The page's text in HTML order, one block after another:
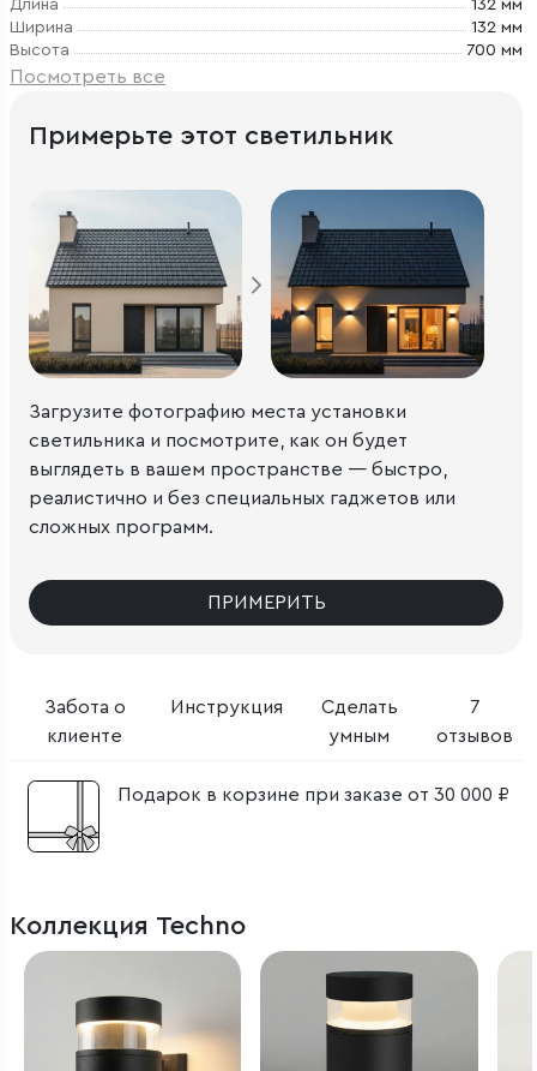
Длина
132 мм
Ширина
132 мм
Высота
700 мм
Посмотреть все
Забота о
клиенте
Инструкция
Сделать
умным
7
отзывов
Подарок в корзине при заказе от 30 000 ₽
Примерьте этот светильник
Загрузите фотографию места установки
светильника и посмотрите, как он будет
выглядеть в вашем пространстве — быстро,
реалистично и без специальных гаджетов или
сложных программ.
ПРИМЕРИТЬ
Коллекция Techno